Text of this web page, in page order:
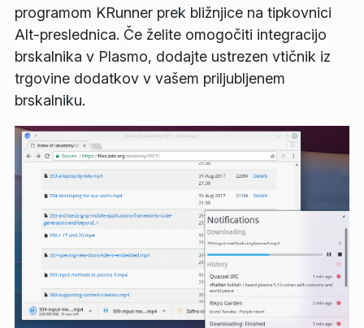
programom KRunner prek bližnjice na tipkovnici
Alt-preslednica. Če želite omogočiti integracijo
brskalnika v Plasmo, dodajte ustrezen vtičnik iz
trgovine dodatkov v vašem priljubljenem
brskalniku.